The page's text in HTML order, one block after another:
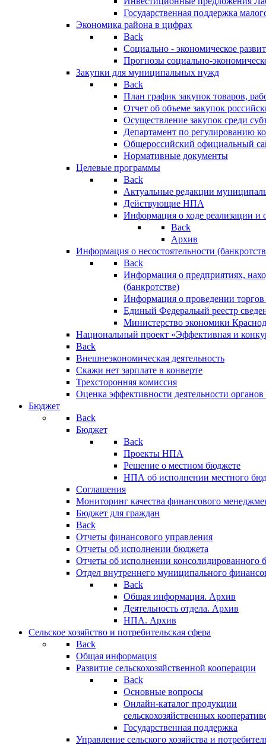
Государственная поддержка
Экономика района в цифрах
Back
Социально - экономическое
Прогнозы социально-
Закупки для муниципальных нужд
Back
План график закупок товаров,
Отчет об объеме закупок
Осуществление закупок среди
Департамент по регулированию
Общероссийский официальный
Нормативные документы
Целевые программы
Back
Актуальные редакции
Действующие НПА
Информация о ходе реализации
Back
Архив
Информация о несостоятельности
Back
Информация о предприятиях,
(банкротстве)
Информация о проведении
Единый Федеральый реестр
Министерство экономики
Национальный проект «Эффективная и
Back
Внешнеэкономическая деятельность
Скажи нет зарплате в конверте
Трехсторонняя комиссия
Оценка эффективности деятельности
Бюджет
Back
Бюджет
Back
Проекты НПА
Решение о местном бюджете
НПА об исполнении местного
Соглашения
Мониторинг качества финансового
Бюджет для граждан
Back
Отчеты финансового управления
Отчеты об исполнении бюджета
Отчеты об исполнении консолидированного
Отдел внутреннего муниципального
Back
Общая информация. Архив
Деятельность отдела. Архив
НПА. Архив
Сельское хозяйство и потребительская сфера
Back
Общая информация
Развитие сельскохозяйственной кооперации
Back
Основные вопросы
Онлайн-каталог продукции
сельскохозяйственных
Государственная поддержка
Управление сельского хозяйства и